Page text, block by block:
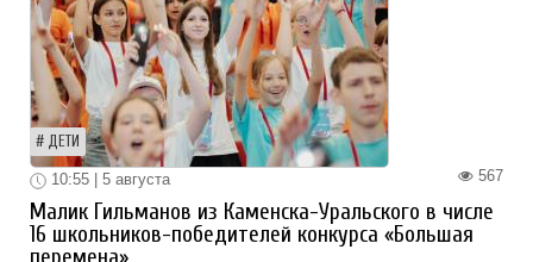
ДЕТИ
567
10:55 | 5 августа
Малик Гильманов из Каменска-Уральского в числе
16 школьников-победителей конкурса «Большая